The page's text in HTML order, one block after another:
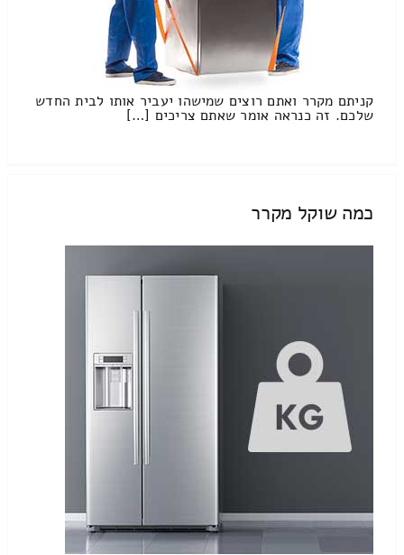
קניתם מקרר ואתם רוצים שמישהו יעביר אותו לבית החדש
שלכם. זה כנראה אומר שאתם צריכים […]
כמה שוקל מקרר